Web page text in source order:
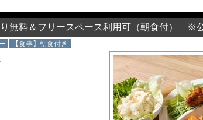
り無料＆フリースペース利用可（朝食付） ※
【食事】朝食付き